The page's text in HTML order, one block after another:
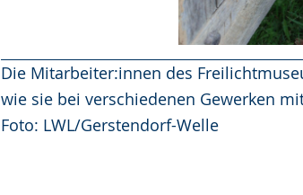
Die Mitarbeiter:innen des
wie sie bei verschiedenen Gewerken
Foto: LWL/Gerstendorf-Welle